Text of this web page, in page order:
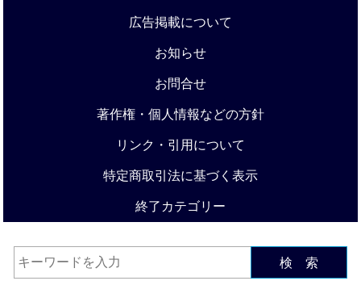
広告掲載について
お知らせ
お問合せ
著作権・個人情報などの方針
リンク・引用について
特定商取引法に基づく表示
終了カテゴリー
検 索